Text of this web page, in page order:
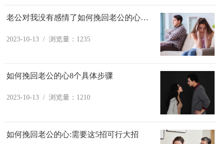
老公对我没有感情了如何挽回老公的心：6个方法
2023-10-13 / 浏览量：1235
如何挽回老公的心8个具体步骤
2023-10-13 / 浏览量：1210
如何挽回老公的心:需要这5招可行大招